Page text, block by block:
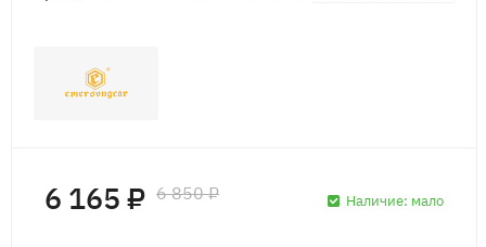
6 165 ₽ 6 850 ₽ Наличие: мало